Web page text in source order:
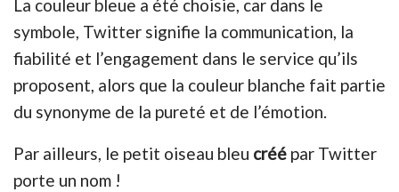
La couleur bleue a été choisie, car dans le
symbole, Twitter signifie la communication, la
fiabilité et l’engagement dans le service qu’ils
proposent, alors que la couleur blanche fait partie
du synonyme de la pureté et de l’émotion.
Par ailleurs, le petit oiseau bleu créé par Twitter
porte un nom !